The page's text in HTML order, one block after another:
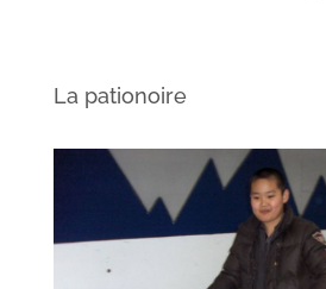
La pationoire